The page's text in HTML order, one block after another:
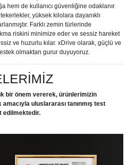
hem de kullanıcı güvenliğine odaklanır.
yüksek kilolara dayanıklı
Farklı zemin türlerinde
riskini minimize eder ve sessiz hareket
ve huzurlu kılar. xDrive olarak, güçlü ve
olmaktan gurur duyuyoruz.
bir önem vererek, ürünlerimizin
uluslararası tanınmış test
edilmektedir.